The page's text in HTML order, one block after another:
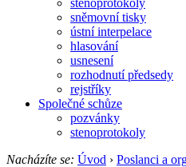
sněmovní tisky
ústní interpelace
hlasování
usnesení
rozhodnutí předsedy
rejstříky
Společné schůze
pozvánky
stenoprotokoly
Nacházíte se: Úvod › Poslanci a